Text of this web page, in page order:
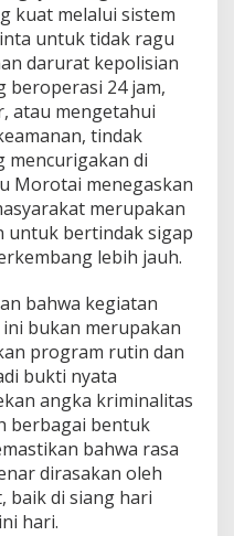
kuat melalui sistem
untuk tidak ragu
darurat kepolisian
beroperasi 24 jam,
atau mengetahui
tindak
mencurigakan di
Morotai menegaskan
merupakan
untuk bertindak sigap
lebih jauh.
bahwa kegiatan
bukan merupakan
program rutin dan
bukti nyata
angka kriminalitas
berbagai bentuk
bahwa rasa
dirasakan oleh
baik di siang hari
hari.